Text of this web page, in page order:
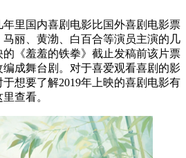
里国内喜剧电影比国外喜剧电影票
丽、黄渤、白百合等演员主演的几
《羞羞的铁拳》截止发稿前该片票
编成舞台剧。对于喜爱观看喜剧的影
想要了解2019年上映的喜剧电影有
查看。